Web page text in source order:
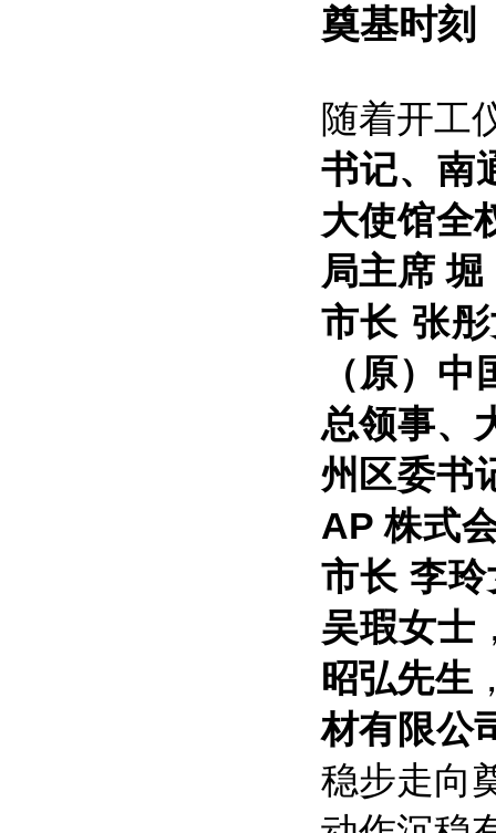
奠基时
随着开工
书记、南
大使馆全
局主席
市长 张
（原）
总领事、
州区委书
AP 株式
市长 李
吴瑕女士
昭弘先生
材有限公
稳步走向